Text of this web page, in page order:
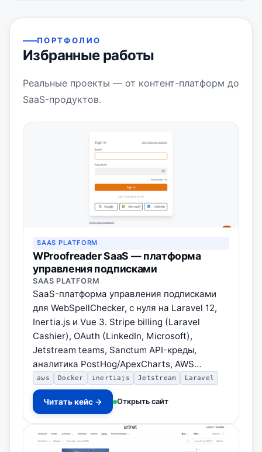
ПОРТФОЛИО
Избранные работы
Реальные проекты — от контент-платформ до
SaaS-продуктов.
SAAS PLATFORM
WProofreader SaaS — платформа
управления подписками
SAAS PLATFORM
SaaS-платформа управления подписками
для WebSpellChecker, с нуля на Laravel 12,
Inertia.js и Vue 3. Stripe billing (Laravel
Cashier), OAuth (LinkedIn, Microsoft),
Jetstream teams, Sanctum API-креды,
аналитика PostHog/ApexCharts, AWS…
aws Docker inertiajs Jetstream Laravel
Читать кейс → Открыть сайт